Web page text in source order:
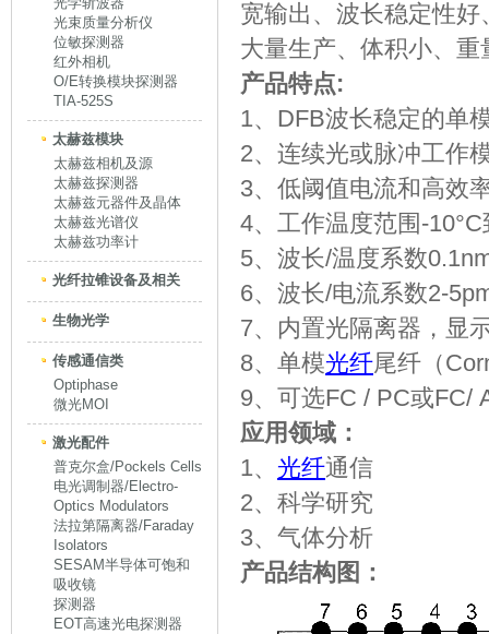
光束质量分析仪
位敏探测器
红外相机
O/E转换模块探测器
TIA-525S
太赫兹模块
太赫兹相机及源
太赫兹探测器
太赫兹元器件及晶体
太赫兹光谱仪
太赫兹功率计
光纤拉锥设备及相关
生物光学
传感通信类
Optiphase
微光MOI
激光配件
普克尔盒/Pockels Cells
电光调制器/Electro-
Optics Modulators
法拉第隔离器/Faraday
Isolators
SESAM半导体可饱和
吸收镜
探测器
EOT高速光电探测器
宽输出、波长稳定性
大量生产、体积小、
产品特点:
1、DFB波长稳定的单
2、连续光或脉冲工作
3、低阈值电流和高效
4、工作温度范围-10°C
5、波长/温度系数
6、波长/电流系数2-
7、内置光隔离器，显
8、单模光纤尾纤（
9、可选FC / PC或FC/
应用领域：
1、 光纤通信
2、科学研究
3、气体分析
产品结构图：